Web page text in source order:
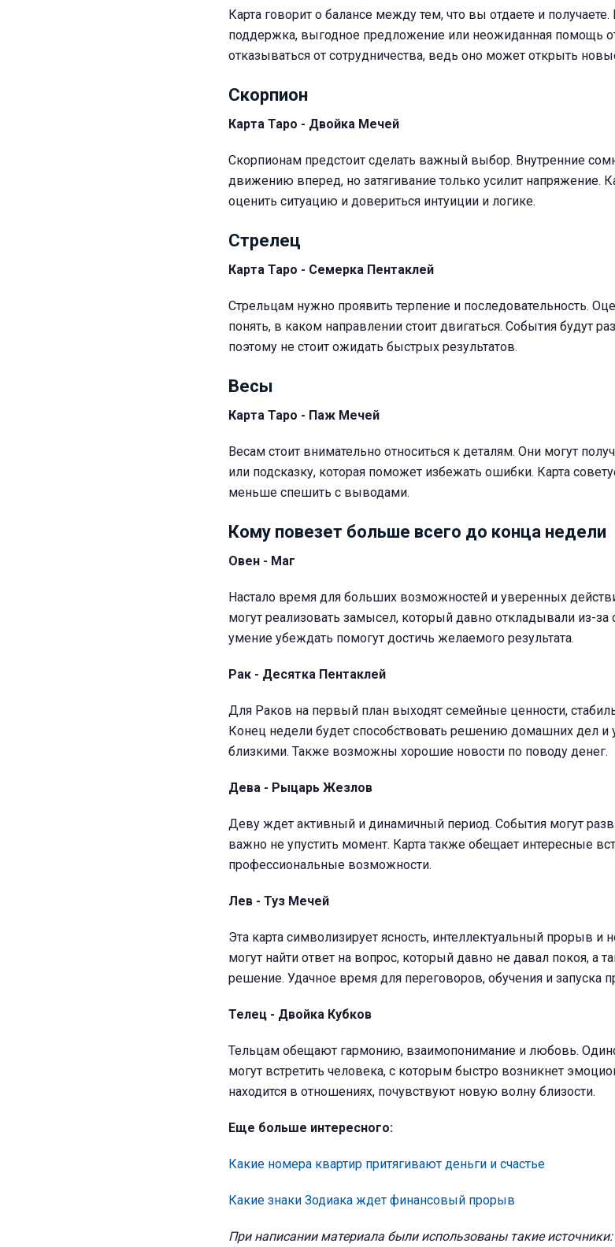
Карта говорит о балансе между тем, что вы отдаете и
поддержка, выгодное предложение или неожиданная помощь
отказываться от сотрудничества, ведь оно может открыть
Скорпион
Карта Таро - Двойка Мечей
Скорпионам предстоит сделать важный выбор. Внутренние
движению вперед, но затягивание только усилит напряжение.
оценить ситуацию и довериться интуиции и логике.
Стрелец
Карта Таро - Семерка Пентаклей
Стрельцам нужно проявить терпение и последовательность.
понять, в каком направлении стоит двигаться. События будут
поэтому не стоит ожидать быстрых результатов.
Весы
Карта Таро - Паж Мечей
Весам стоит внимательно относиться к деталям. Они могут
или подсказку, которая поможет избежать ошибки. Карта
меньше спешить с выводами.
Кому повезет больше всего до конца недели
Овен - Маг
Настало время для больших возможностей и уверенных
могут реализовать замысел, который давно откладывали из-
умение убеждать помогут достичь желаемого результата.
Рак - Десятка Пентаклей
Для Раков на первый план выходят семейные ценности,
Конец недели будет способствовать решению домашних дел
близкими. Также возможны хорошие новости по поводу денег.
Дева - Рыцарь Жезлов
Деву ждет активный и динамичный период. События могут
важно не упустить момент. Карта также обещает интересные
профессиональные возможности.
Лев - Туз Мечей
Эта карта символизирует ясность, интеллектуальный прорыв
могут найти ответ на вопрос, который давно не давал покоя, а
решение. Удачное время для переговоров, обучения и запуска
Телец - Двойка Кубков
Тельцам обещают гармонию, взаимопонимание и любовь.
могут встретить человека, с которым быстро возникнет
находится в отношениях, почувствуют новую волну близости.
Еще больше интересного:
Какие номера квартир притягивают деньги и счастье
Какие знаки Зодиака ждет финансовый прорыв
При написании материала были использованы такие источники: